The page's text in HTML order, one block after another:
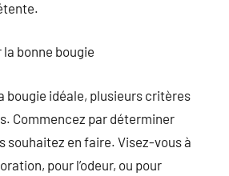
bonne bougie
bougie idéale, plusieurs critères
Commencez par déterminer
souhaitez en faire. Visez-vous à
pour l’odeur, ou pour